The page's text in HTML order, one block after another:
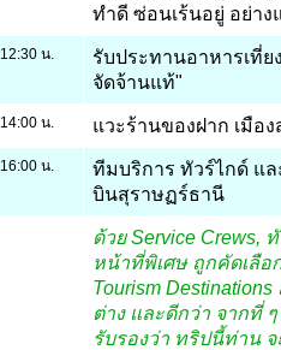
ทำดี ซ่อนเร้นอยู่ อย่าง
12:30 น.
รับประทานอาหารเที่ย
จัดจ้านแท้"
14:00 น. แวะร้านของฝาก เมือ
16:00 น.
ทีมบริการ ทัวร์ไกด์ แ
บินสุราษฏร์ธานี
ด้วย Service Crews,
หน้าที่พิเศษ ถูกคัดเลือ
Tourism
ต่าง และดีกว่า จากที่
รับรองว่า ทริปนี้ท่าน